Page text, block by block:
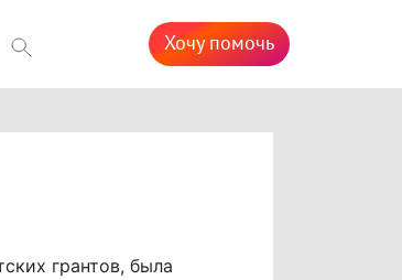
Хочу помочь
грантов, была